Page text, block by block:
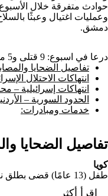
حوادث متفرقة خلال
وعمليات اغتيال وعبثًا
دمشق.
درعا في اسبوع: 9 قتلى و5 مصابين في أسبوع دموي بدرعا
تفاصيل الضحايا
انتهاكات الاحتلال
انتهاكات إسرائيلية –
الحدود السورية –
خدمات ومبادرات:
تفاصيل الضحايا
كويا
طفل (13 عامًا) قضى بطلق ناري عن طريق الخطأ
إقرأ أكثر